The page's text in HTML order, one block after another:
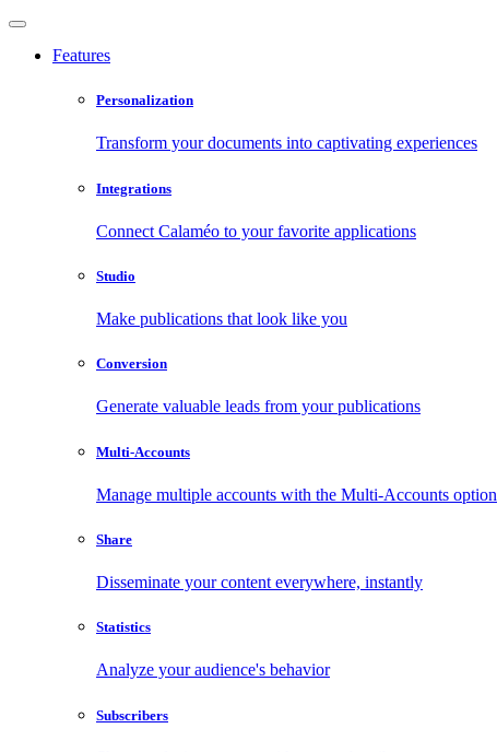
Features
Personalization
Transform your documents into captivating experiences
Integrations
Connect Calaméo to your favorite applications
Studio
Make publications that look like you
Conversion
Generate valuable leads from your publications
Multi-Accounts
Manage multiple accounts with the Multi-Accounts option
Share
Disseminate your content everywhere, instantly
Statistics
Analyze your audience's behavior
Subscribers